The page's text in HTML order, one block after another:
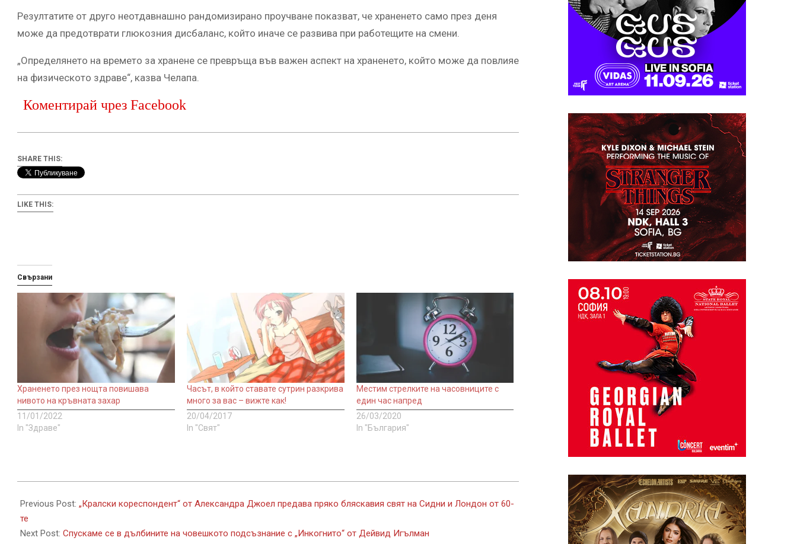
Резултатите от друго неотдавнашно рандомизирано проучване показват, че храненето само през деня
може да предотврати глюкозния дисбаланс, който иначе се развива при работещите на смени.
„Определянето на времето за хранене се превръща във важен аспект на храненето, който може да повлияе
на физическото здраве“, казва Челапа.
Коментирай чрез Facebook
SHARE THIS:
LIKE THIS:
Свързани
Храненето през нощта повишава
нивото на кръвната захар
11/01/2022
In "Здраве"
Часът, в който ставате сутрин разкрива
много за вас – вижте как!
20/04/2017
In "Свят"
Местим стрелките на часовниците с
един час напред
26/03/2020
In "България"
09-
19
Previous Post: „Кралски кореспондент“ от Александра Джоел предава пряко бляскавия свят на Сидни и Лондон от 60-
те
Next Post: Спускаме се в дълбините на човешкото подсъзнание с „Инкогнито“ от Дейвид Игълман